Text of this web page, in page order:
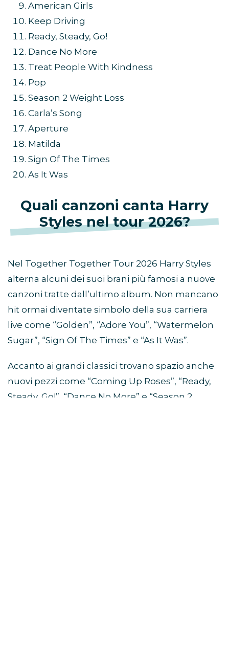
American Girls
Keep Driving
Ready, Steady, Go!
Dance No More
Treat People With Kindness
Pop
Season 2 Weight Loss
Carla’s Song
Aperture
Matilda
Sign Of The Times
As It Was
Quali canzoni canta Harry
Styles nel tour 2026?
Nel Together Together Tour 2026 Harry Styles
alterna alcuni dei suoi brani più famosi a nuove
canzoni tratte dall’ultimo album. Non mancano
hit ormai diventate simbolo della sua carriera
live come “Golden”, “Adore You”, “Watermelon
Sugar”, “Sign Of The Times” e “As It Was”.
Accanto ai grandi classici trovano spazio anche
nuovi pezzi come “Coming Up Roses”, “Ready,
Steady, Go!”, “Dance No More” e “Season 2